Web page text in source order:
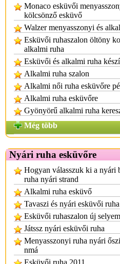
Monaco esküvői
kölcsönző esküvő
Walzer menyasszonyi és
Esküvői ruhaszalon öltöny
alkalmi ruha
Esküvői és alkalmi ruha
Alkalmi ruha szalon
Alkalmi női ruha esküvőre
Alkalmi ruha esküvőre
Gyönyörű alkalmi ruha
Még több
Nyári ruha esküvőre
Hogyan válasszuk ki a nyári
ruha nyári strand
Alkalmi ruha esküvő
Tavaszi és nyári esküvői
Esküvői ruhaszalon új
Játssz nyári esküvői ruha
Menyasszonyi ruha nyári
nmá
Esküvői ruha 2011